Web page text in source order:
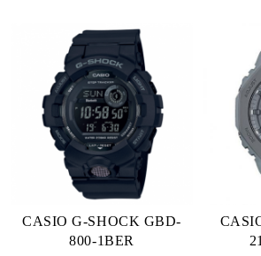
CASIO G-SHOCK GBD-
800-1BER